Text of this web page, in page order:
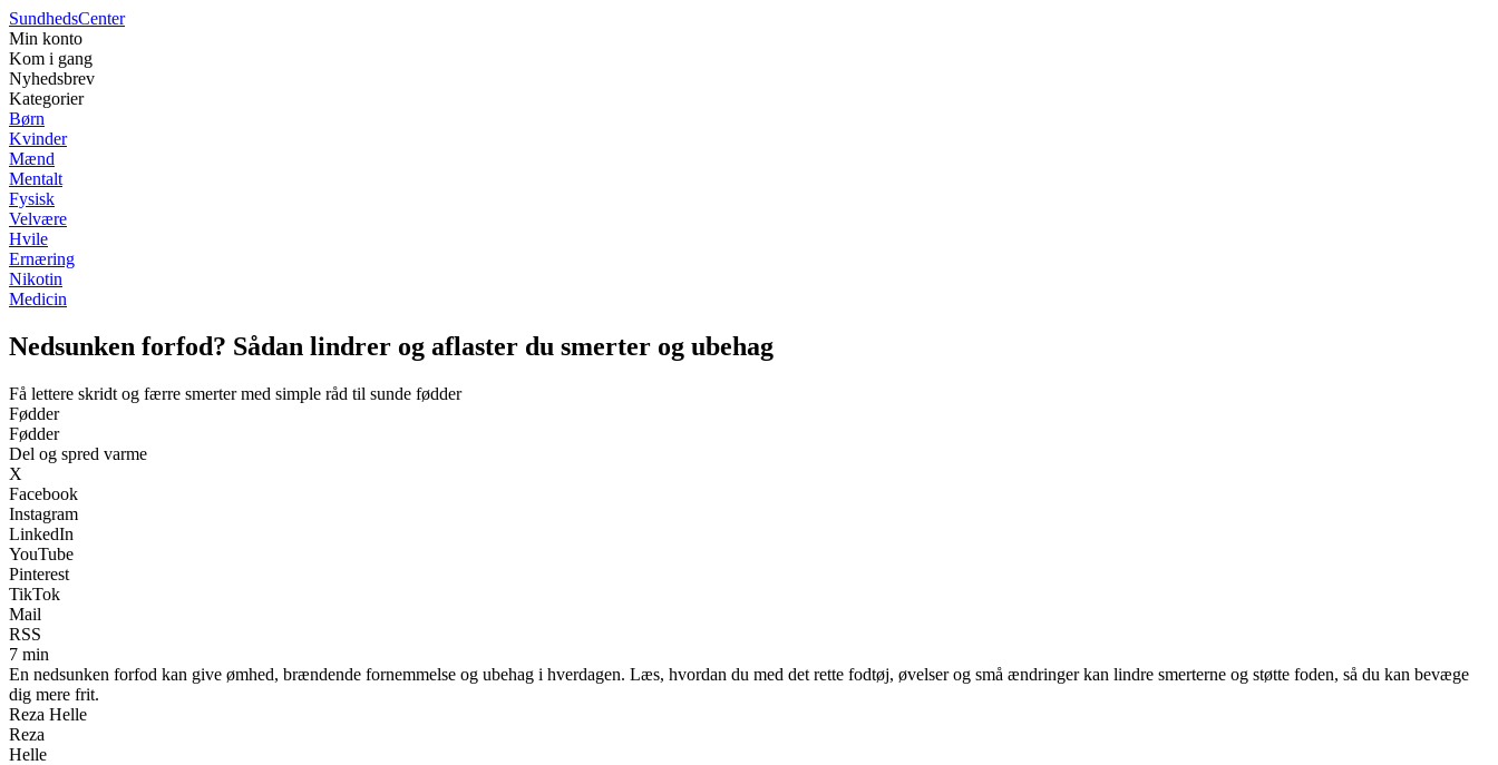
SundhedsCenter
Min konto
Kom i gang
Nyhedsbrev
Kategorier
Børn
Kvinder
Mænd
Mentalt
Fysisk
Velvære
Hvile
Ernæring
Nikotin
Medicin
Nedsunken forfod? Sådan lindrer og aflaster du smerter og ubehag
Få lettere skridt og færre smerter med simple råd til sunde fødder
Fødder
Fødder
Del og spred varme
X
Facebook
Instagram
LinkedIn
YouTube
Pinterest
TikTok
Mail
RSS
7 min
En nedsunken forfod kan give ømhed, brændende fornemmelse og ubehag i hverdagen. Læs, hvordan du med det rette fodtøj, øvelser og små ændringer kan lindre smerterne og støtte foden, så du kan bevæge
dig mere frit.
Reza Helle
Reza
Helle